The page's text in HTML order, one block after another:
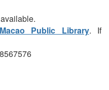
Macao Public Library. If